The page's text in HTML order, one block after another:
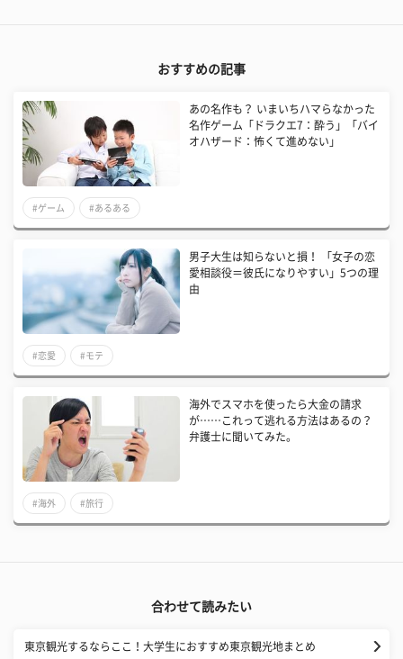
おすすめの記事
あの名作も？ いまいちハマらなかった
名作ゲーム「ドラクエ7：酔う」「バイ
オハザード：怖くて進めない」
#ゲーム #あるある
男子大生は知らないと損！ 「女子の恋
愛相談役＝彼氏になりやすい」5つの理
由
#恋愛 #モテ
海外でスマホを使ったら大金の請求
が……これって逃れる方法はあるの？
弁護士に聞いてみた。
#海外 #旅行
合わせて読みたい
東京観光するならここ！大学生におすすめ東京観光地まとめ